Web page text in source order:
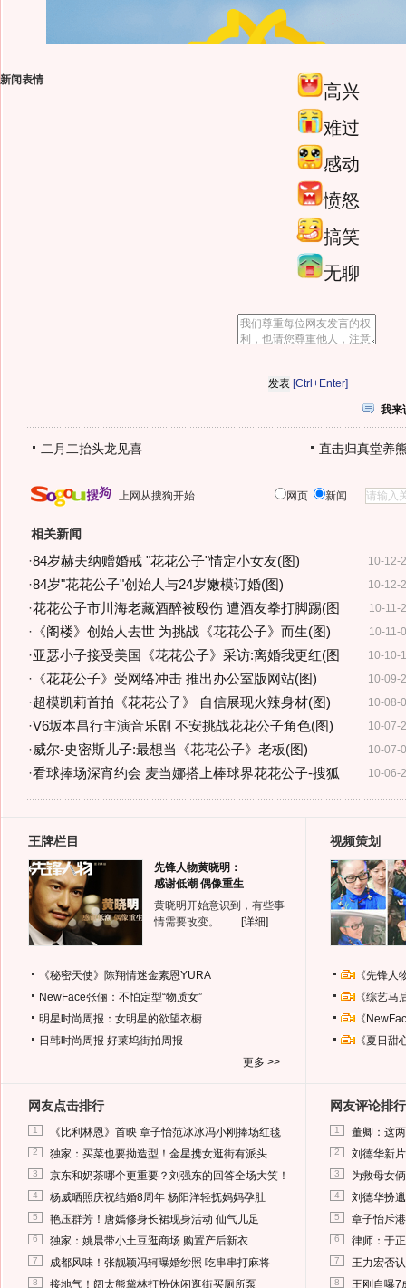
新闻表情
高兴
难过
感动
愤怒
搞笑
无聊
[Ctrl+Enter]
我来
二月二抬头龙见喜 直击归真堂养
上网从搜狗开始 网页 新闻
相关新闻
10-12-
·84岁赫夫纳赠婚戒 "花花公子"情定小女友(图)
10-12-
·84岁"花花公子"创始人与24岁嫩模订婚(图)
10-11-
·花花公子市川海老藏酒醉被殴伤 遭酒友拳打脚踢(图
10-11-
· 《阁楼》创始人去世 为挑战《花花公子》而生(图)
10-10-
·亚瑟小子接受美国《花花公子》采访:离婚我更红(图
10-09-
· 《花花公子》受网络冲击 推出办公室版网站(图)
10-08-
·超模凯莉首拍《花花公子》 自信展现火辣身材(图)
10-07-
·V6坂本昌行主演音乐剧 不安挑战花花公子角色(图)
10-07-
·威尔-史密斯儿子:最想当《花花公子》老板(图)
10-06-
·看球捧场深宵约会 麦当娜搭上棒球界花花公子-搜狐
王牌栏目
先锋人物黄晓明：
感谢低潮 偶像重生
黄晓明开始意识到，有些事
情需要改变。…… [详细]
《秘密天使》陈翔情迷金素恩YURA
NewFace张俪：不怕定型“物质女”
明星时尚周报：女明星的欲望衣橱
日韩时尚周报 好莱坞街拍周报
更多 >>
视频策划
《先锋
《综艺
《
《夏日
网友点击排行
1 《比利林恩》首映 章子怡范冰冰冯小刚捧场红毯
2 独家：买菜也要拗造型！金星携女逛街有派头
3 京东和奶茶哪个更重要？刘强东的回答全场大笑！
4 杨威晒照庆祝结婚8周年 杨阳洋轻抚妈妈孕肚
5 艳压群芳！唐嫣修身长裙现身活动 仙气儿足
6 独家：姚晨带小土豆逛商场 购置产后新衣
7 成都风味！张靓颖冯轲曝婚纱照 吃串串打麻将
8 接地气！阔太熊黛林打扮休闲逛街买厕所泵
网友评论排行
1 董卿：这
2 刘德华新
3 为救母女
4 刘德华扮
5 章子怡斥
6 律师：于
7 王力宏否
8 王刚自曝7